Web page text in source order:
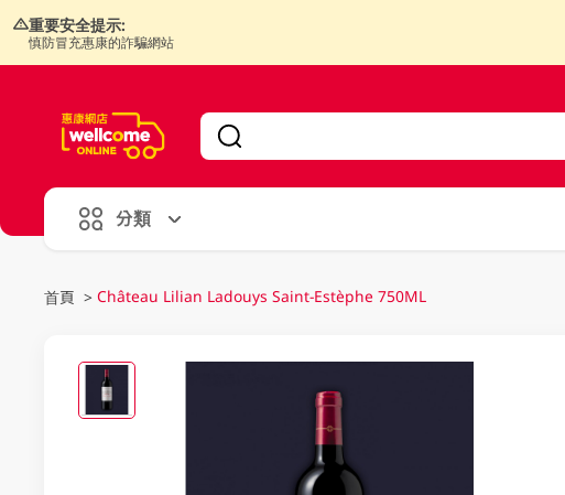
重要安全提示:
慎防冒充惠康的詐騙網站
分類
首頁 > Château Lilian Ladouys Saint-Estèphe 750ML